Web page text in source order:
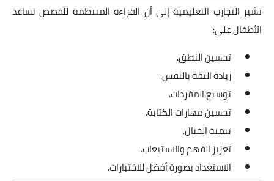
تشير التجارب التعليمية إلى أن القراءة المنتظمة للقصص تساعد
الأطفال على:
تحسين النطق.
زيادة الثقة بالنفس.
توسيع المفردات.
تحسين مهارات الكتابة.
تنمية الخيال.
تعزيز الفهم والاستيعاب.
الاستعداد بصورة أفضل للاختبارات.